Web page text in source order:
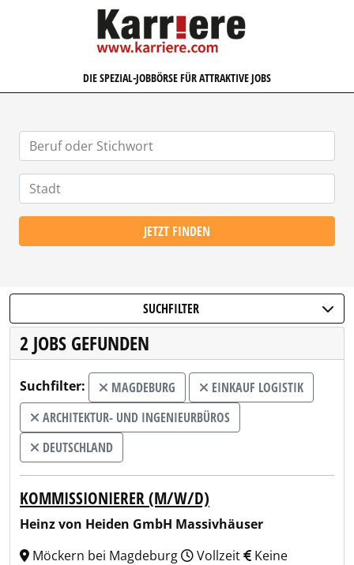
KARRIERE.COM
DIE SPEZIAL-JOBBÖRSE FÜR ATTRAKTIVE JOBS
JETZT FINDEN
SUCHFILTER
2 JOBS GEFUNDEN
Suchfilter: MAGDEBURG
EINKAUF LOGISTIK
ARCHITEKTUR- UND INGENIEURBÜROS
DEUTSCHLAND
KOMMISSIONIERER (M/W/D)
Heinz von Heiden GmbH Massivhäuser
Möckern bei Magdeburg
Vollzeit
Keine